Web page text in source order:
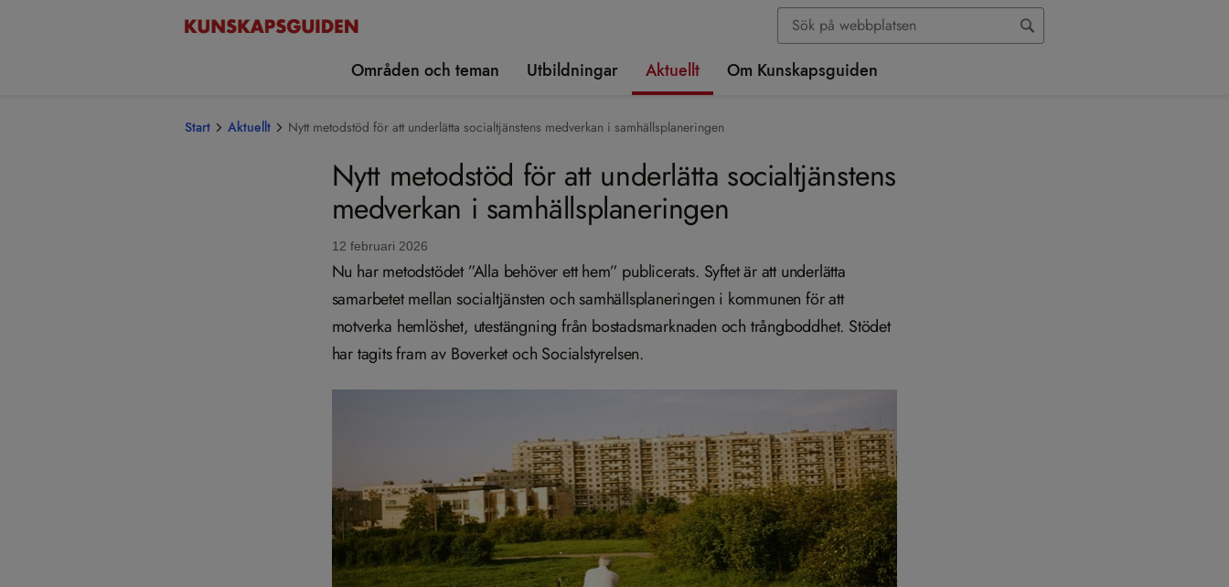
Områden och teman Utbildningar Aktuellt Om Kunskapsguiden
Start Aktuellt Nytt metodstöd för att underlätta socialtjänstens medverkan i samhällsplaneringen
Nytt metodstöd för att underlätta socialtjänstens
medverkan i samhällsplaneringen
12 februari 2026
Nu har metodstödet ”Alla behöver ett hem” publicerats. Syftet är att underlätta
samarbetet mellan socialtjänsten och samhällsplaneringen i kommunen för att
motverka hemlöshet, utestängning från bostadsmarknaden och trångboddhet. Stödet
har tagits fram av Boverket och Socialstyrelsen.